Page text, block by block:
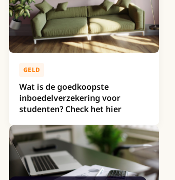
GELD
Wat is de goedkoopste
inboedelverzekering voor
studenten? Check het hier